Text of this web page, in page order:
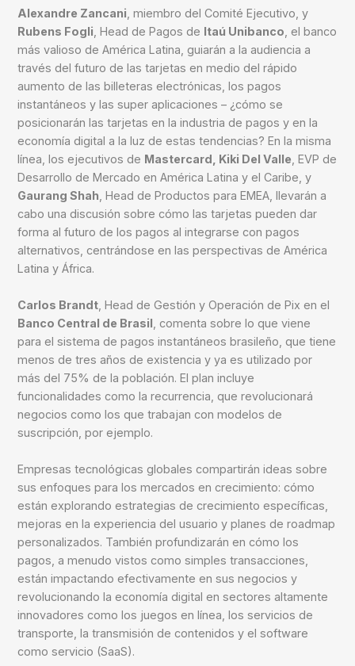
Alexandre Zancani , miembro del Comité Ejecutivo, y
Rubens Fogli , Head de Pagos de Itaú Unibanco , el banco
más valioso de América Latina, guiarán a la audiencia a
través del futuro de las tarjetas en medio del rápido
aumento de las billeteras electrónicas, los pagos
instantáneos y las super aplicaciones – ¿cómo se
posicionarán las tarjetas en la industria de pagos y en la
economía digital a la luz de estas tendencias? En la misma
línea, los ejecutivos de Mastercard, Kiki Del Valle , EVP de
Desarrollo de Mercado en América Latina y el Caribe, y
Gaurang Shah , Head de Productos para EMEA, llevarán a
cabo una discusión sobre cómo las tarjetas pueden dar
forma al futuro de los pagos al integrarse con pagos
alternativos, centrándose en las perspectivas de América
Latina y África.
Carlos Brandt , Head de Gestión y Operación de Pix en el
Banco Central de Brasil , comenta sobre lo que viene
para el sistema de pagos instantáneos brasileño, que tiene
menos de tres años de existencia y ya es utilizado por
más del 75% de la población. El plan incluye
funcionalidades como la recurrencia, que revolucionará
negocios como los que trabajan con modelos de
suscripción, por ejemplo.
Empresas tecnológicas globales compartirán ideas sobre
sus enfoques para los mercados en crecimiento: cómo
están explorando estrategias de crecimiento específicas,
mejoras en la experiencia del usuario y planes de roadmap
personalizados. También profundizarán en cómo los
pagos, a menudo vistos como simples transacciones,
están impactando efectivamente en sus negocios y
revolucionando la economía digital en sectores altamente
innovadores como los juegos en línea, los servicios de
transporte, la transmisión de contenidos y el software
como servicio (SaaS).